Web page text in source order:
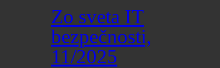
Zo sveta IT
bezpečnosti,
11/2025